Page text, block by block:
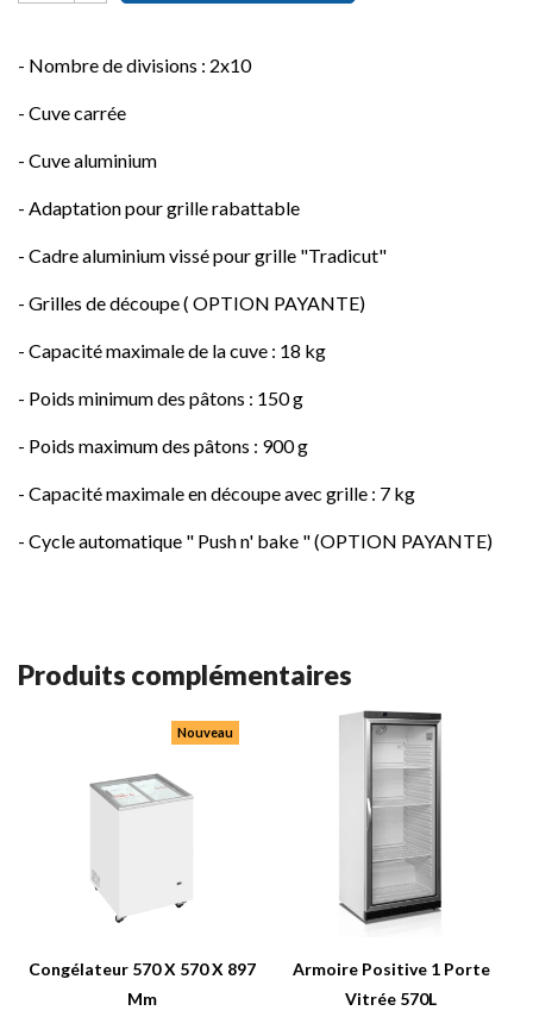
- Nombre de divisions : 2x10
- Cuve carrée
- Cuve aluminium
- Adaptation pour grille rabattable
- Cadre aluminium vissé pour grille "Tradicut"
- Grilles de découpe ( OPTION PAYANTE)
- Capacité maximale de la cuve : 18 kg
- Poids minimum des pâtons : 150 g
- Poids maximum des pâtons : 900 g
- Capacité maximale en découpe avec grille : 7 kg
- Cycle automatique " Push n' bake " (OPTION PAYANTE)
Produits complémentaires
Congélateur 570 X 570 X 897
Mm
Nouveau
Armoire Positive 1 Porte
Vitrée 570L